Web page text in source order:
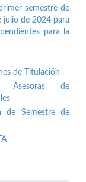
semestre de
julio de 2024 para
para la
de Titulación
Asesoras de
de Semestre de